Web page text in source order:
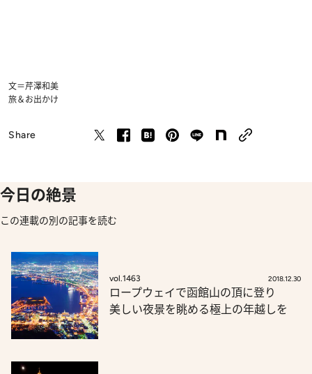
文＝芹澤和美
旅＆お出かけ
Share
今日の絶景
この連載の別の記事を読む
vol.1463 2018.12.30
ロープウェイで函館山の頂に登り
美しい夜景を眺める極上の年越しを